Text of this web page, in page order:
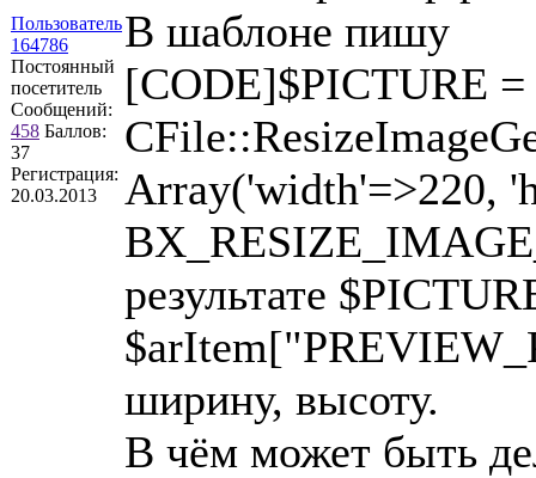
Пользователь
164786
Постоянный
посетитель
Сообщений:
458 Баллов:
37
Регистрация:
20.03.2013
В шаблоне пишу
[CODE]$PICTURE =
Array('width'=>220,
результате
ширину, высоту.
В чём может быть